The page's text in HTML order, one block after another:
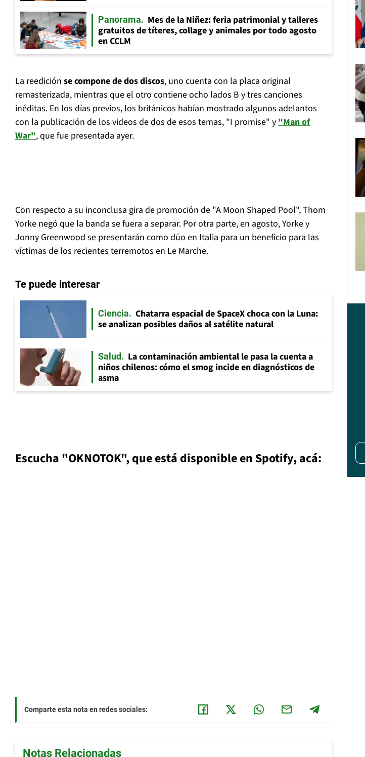
Panorama
Mes de la Niñez: feria patrimonial y talleres
gratuitos de títeres, collage y animales por todo agosto
en CCLM
La reedición se compone de dos discos, uno cuenta con la placa original
remasterizada, mientras que el otro contiene ocho lados B y tres canciones
inéditas. En los días previos, los británicos habían mostrado algunos adelantos
con la publicación de los videos de dos de esos temas, "I promise" y "Man of
War", que fue presentada ayer.
Con respecto a su inconclusa gira de promoción de "A Moon Shaped Pool", Thom
Yorke negó que la banda se fuera a separar. Por otra parte, en agosto, Yorke y
Jonny Greenwood se presentarán como dúo en Italia para un beneficio para las
víctimas de los recientes terremotos en Le Marche.
Te puede interesar
Ciencia
Chatarra espacial de SpaceX choca con la Luna:
se analizan posibles daños al satélite natural
Salud
La contaminación ambiental le pasa la cuenta a
niños chilenos: cómo el smog incide en diagnósticos de
asma
Escucha "OKNOTOK", que está disponible en Spotify, acá:
Comparte esta nota en redes sociales:
Notas Relacionadas